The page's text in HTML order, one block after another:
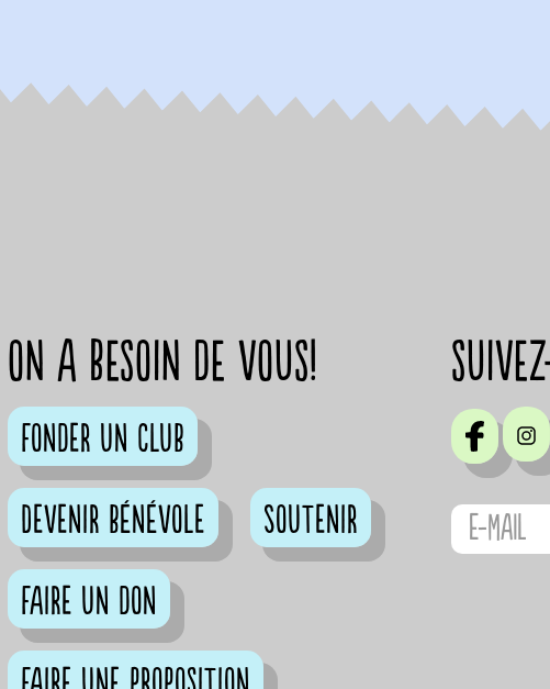
on a besoin de vous!
Fonder un club
Devenir bénévole
Soutenir
Faire un don